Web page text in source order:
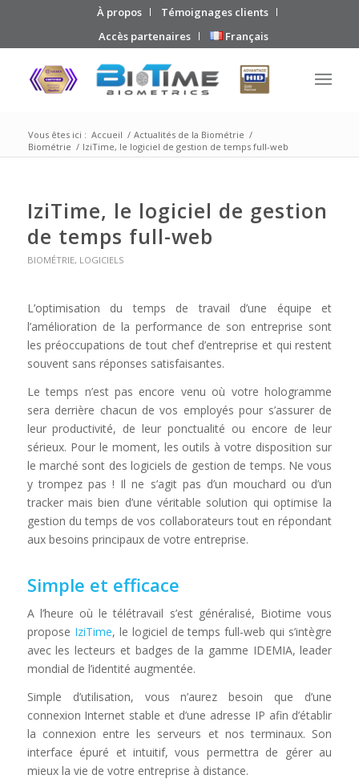
À propos
Témoignages clients
Accès partenaires
Français
Vous êtes ici : Accueil / Actualités de la Biométrie /
Biométrie / IziTime, le logiciel de gestion de temps full-web
IziTime, le logiciel de gestion
de temps full-web
BIOMÉTRIE, LOGICIELS
L’optimisation du temps de travail d’une équipe et
l’amélioration de la performance de son entreprise sont
les préoccupations de tout chef d’entreprise et qui restent
souvent sans réponses satisfaisantes.
Le temps n’est pas encore venu où votre hologramme
sera derrière chacun de vos employés pour s’assurer de
leur productivité, de leur ponctualité ou encore de leur
sérieux. Pour le moment, les outils à votre disposition sur
le marché sont des logiciels de gestion de temps. Ne vous
y trompez pas ! Il ne s’agit pas d’un mouchard ou d’un
tracker mais bien d’une véritable solution qui optimise la
gestion du temps de vos collaborateurs tout en répondant
aux besoins principaux de votre entreprise.
Simple et efficace
A l’heure où le télétravail s’est généralisé, Biotime vous
propose IziTime, le logiciel de temps full-web qui s’intègre
avec les lecteurs et badges de la gamme IDEMIA, leader
mondial de l’identité augmentée.
Simple d’utilisation, vous n’aurez besoin que d’une
connexion Internet stable et d’une adresse IP afin d’établir
la connexion entre les serveurs et nos terminaux. Son
interface épuré et intuitif, vous permettra de gérer au
mieux la vie de votre entreprise à distance.